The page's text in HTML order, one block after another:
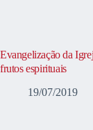
Evangelização da
frutos espirituais
19/07/2019